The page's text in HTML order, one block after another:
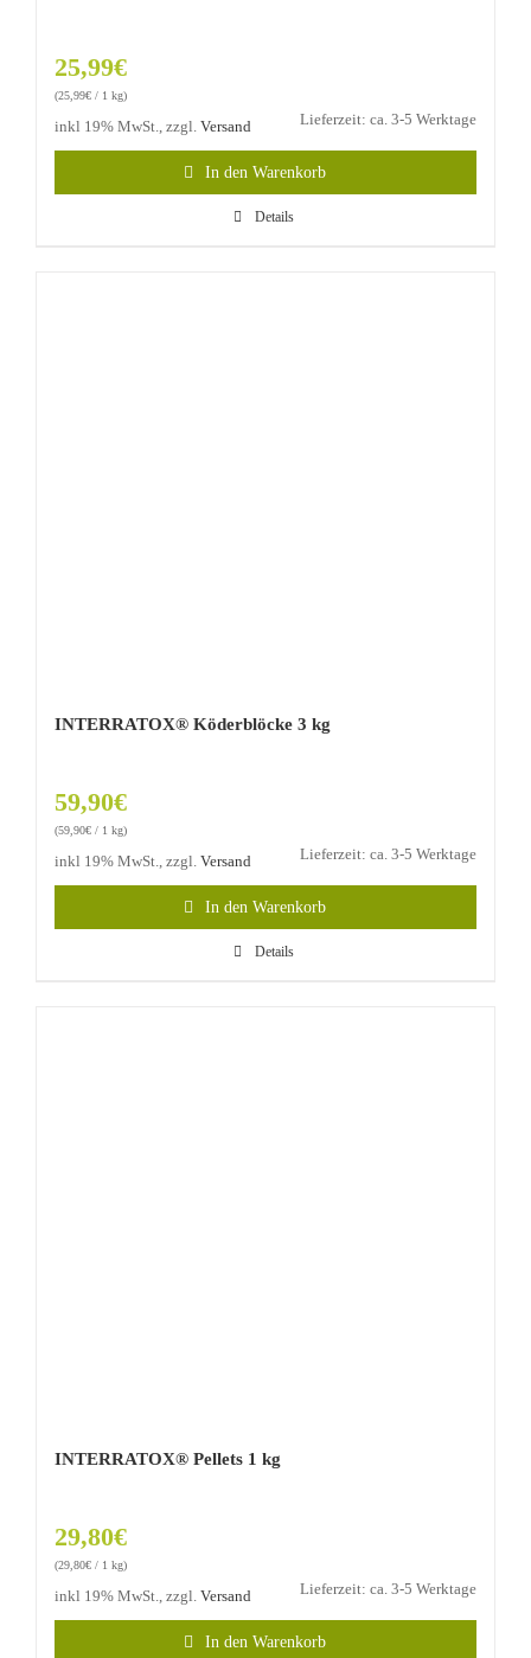
25,99€
(25,99€ / 1 kg)
inkl 19% MwSt., zzgl. Versand Lieferzeit: ca. 3-5 Werktage
In den Warenkorb
Details
INTERRATOX® Köderblöcke 3 kg
59,90€
(59,90€ / 1 kg)
inkl 19% MwSt., zzgl. Versand Lieferzeit: ca. 3-5 Werktage
In den Warenkorb
Details
INTERRATOX® Pellets 1 kg
29,80€
(29,80€ / 1 kg)
inkl 19% MwSt., zzgl. Versand Lieferzeit: ca. 3-5 Werktage
In den Warenkorb